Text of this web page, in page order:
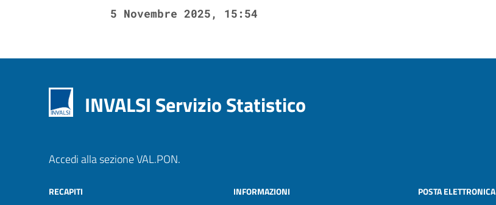
5 Novembre 2025, 15:54
INVALSI Servizio Statistico
Accedi alla sezione VAL.PON.
RECAPITI INFORMAZIONI POSTA ELETTRONICA